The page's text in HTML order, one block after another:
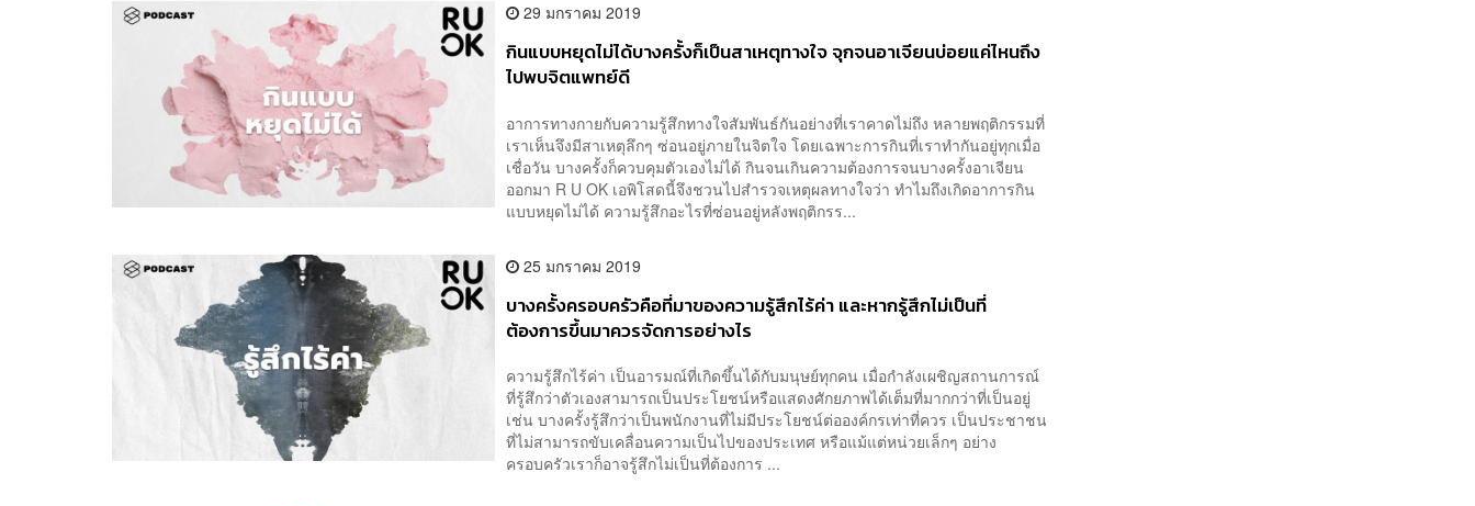
29 มกราคม 2019
กินแบบหยุดไม่ได้บางครั้งก็เป็นสาเหตุทางใจ จุกจนอาเจียนบ่อยแค่ไหนถึง
ไปพบจิตแพทย์ดี
อาการทางกายกับความรู้สึกทางใจสัมพันธ์กันอย่างที่เราคาดไม่ถึง หลายพฤติกรรมที่
เราเห็นจึงมีสาเหตุลึกๆ ซ่อนอยู่ภายในจิตใจ โดยเฉพาะการกินที่เราทำกันอยู่ทุกเมื่อ
เชื่อวัน บางครั้งก็ควบคุมตัวเองไม่ได้ กินจนเกินความต้องการจนบางครั้งอาเจียน
ออกมา R U OK เอพิโสดนี้จึงชวนไปสำรวจเหตุผลทางใจว่า ทำไมถึงเกิดอาการกิน
แบบหยุดไม่ได้ ความรู้สึกอะไรที่ซ่อนอยู่หลังพฤติกรร...
25 มกราคม 2019
บางครั้งครอบครัวคือที่มาของความรู้สึกไร้ค่า และหากรู้สึกไม่เป็นที่
ต้องการขึ้นมาควรจัดการอย่างไร
ความรู้สึกไร้ค่า เป็นอารมณ์ที่เกิดขึ้นได้กับมนุษย์ทุกคน เมื่อกำลังเผชิญสถานการณ์
ที่รู้สึกว่าตัวเองสามารถเป็นประโยชน์หรือแสดงศักยภาพได้เต็มที่มากกว่าที่เป็นอยู่
เช่น บางครั้งรู้สึกว่าเป็นพนักงานที่ไม่มีประโยชน์ต่อองค์กรเท่าที่ควร เป็นประชาชน
ที่ไม่สามารถขับเคลื่อนความเป็นไปของประเทศ หรือแม้แต่หน่วยเล็กๆ อย่าง
ครอบครัวเราก็อาจรู้สึกไม่เป็นที่ต้องการ ...